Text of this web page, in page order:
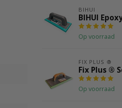
BIHUI
BIHUI
Op voorraad
FIX PLUS ®
Fix Plus ®
Op voorraad